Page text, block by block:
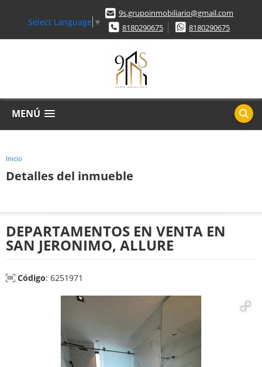
Select Language ▼
9s.grupoinmobiliario@gmail.com
8180290675
8180290675
MENÚ
Inicio
Detalles del inmueble
DEPARTAMENTOS EN VENTA EN
SAN JERONIMO, ALLURE
Código: 6251971